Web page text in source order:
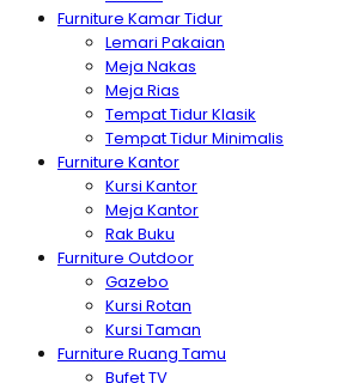
Furniture Kamar Tidur
Lemari Pakaian
Meja Nakas
Meja Rias
Tempat Tidur Klasik
Tempat Tidur Minimalis
Furniture Kantor
Kursi Kantor
Meja Kantor
Rak Buku
Furniture Outdoor
Gazebo
Kursi Rotan
Kursi Taman
Furniture Ruang Tamu
Bufet TV